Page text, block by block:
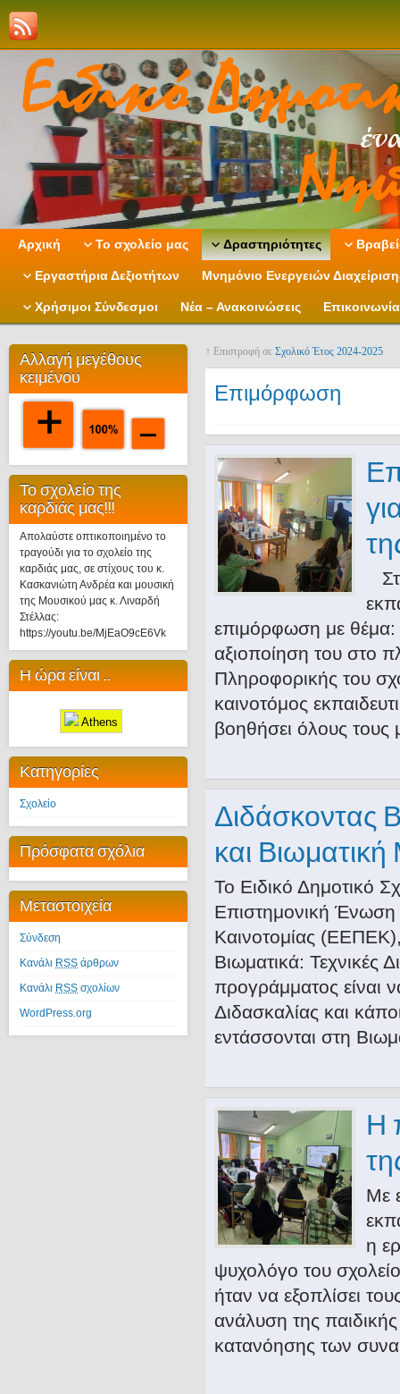
Αρχική Το σχολείο μας Δραστηριότητες
Εργαστήρια Δεξιοτήτων Μνημόνιο Ενεργειών
Χρήσιμοι Σύνδεσμοι Νέα – Ανακοινώσεις Επικοινωνία
Αλλαγή μεγέθους
κειμένου
Το σχολείο της
καρδιάς μας!!!
Απολαύστε οπτικοποιημένο το
τραγούδι για το σχολείο της
καρδιάς μας, σε στίχους του κ.
Κασκανιώτη Ανδρέα και μουσική
της Μουσικού μας κ. Λιναρδή
Στέλλας:
https://youtu.be/MjEaO9cE6Vk
Η ώρα είναι ..
Athens
Κατηγορίες
Σχολείο
Πρόσφατα σχόλια
Μεταστοιχεία
Σύνδεση
Κανάλι RSS άρθρων
Κανάλι RSS σχολίων
WordPress.org
↑ Επιστροφή σε Σχολικό Έτος 2024-2025
Επιμόρφωση
επιμόρφωση με
αξιοποίηση του στο
Πληροφορικής του
καινοτόμος
βοηθήσει όλους
Διδάσκοντας
και
Το Ειδικό Δημοτικό
Επιστημονική Ένωση
Καινοτομίας
Βιωματικά: Τεχνικές
προγράμματος είναι
Διδασκαλίας και
εντάσσονται στη
Η
Με
η
ψυχολόγο του
ήταν να εξοπλίσει
ανάλυση της
κατανόησης των